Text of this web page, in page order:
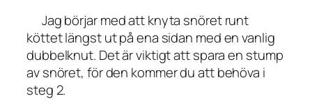
Jag börjar med att knyta snöret runt
köttet längst ut på ena sidan med en vanlig
dubbelknut. Det är viktigt att spara en stump
av snöret, för den kommer du att behöva i
steg 2.